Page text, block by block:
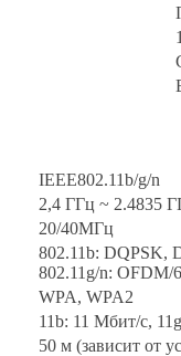
IEEE802.11b/g/n
2,4 ГГц ~ 2.4835
20/40МГц
802.11b: DQPSK,
802.11g/n:
WPA, WPA2
11b: 11 Мбит/с,
50 м (зависит от